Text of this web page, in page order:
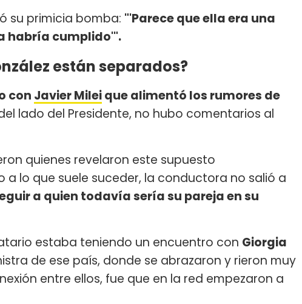
su primicia bomba: "'Parece que ella era una
habría cumplido'".
están separados?
con Javier Mileique alimentó los rumores de
lado del Presidente, no hubo comentarios al
quienes revelaron este supuesto
lo que suele suceder, la conductora no salió a
a quien todavía sería su pareja en su
estaba teniendo un encuentro con Giorgia
de ese país, donde se abrazaron y rieron muy
entre ellos, fue que en la red empezaron a